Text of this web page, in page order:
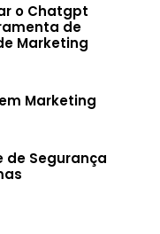
o Chatgpt
de
Marketing
Marketing
de Segurança